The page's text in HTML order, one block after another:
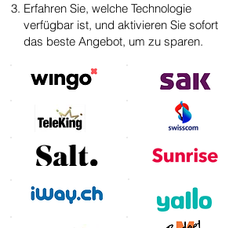
Erfahren Sie, welche Technologie
verfügbar ist, und aktivieren Sie sofort
das beste Angebot, um zu sparen.